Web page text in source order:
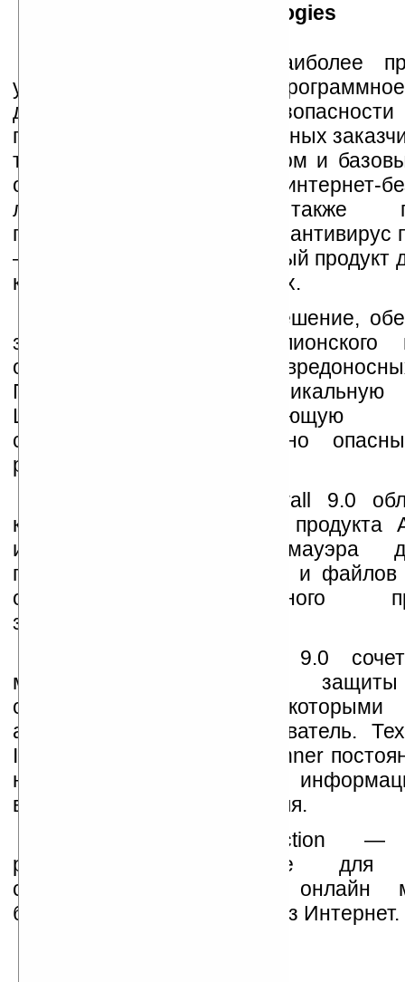
Продукты AVG Technologies
AVG предоставляет наиболее
удобное в использовании
для обеспечения
пользователей и корпоративных
традиционными антивирусом и
обеспечивающими полную интернет-
линейке компании также
промежуточное решение — антивирус
— и уникальный комплексный продукт
кражи персональных данных.
AVG Anti-Virus 9.0 — решение,
защиту от вирусов, шпионского
обеспечения и других
Продукт включает уникальную
LinkScanner, позволяющую
сканирование потенциально
ресурсов «на лету».
AVG Anti-Virus & Firewall 9.0
качествами антивирусного продукта
имеет функцию брандмауэра
персональной информации и файлов
от несанкционированного
злоумышленников.
AVG Internet Security 9.0
многочисленные уровни
современных угроз, с которыми
активный Интернет-пользователь.
Identity Protection и LinkScanner
на страже персональной
важных данных пользователя.
AVG Identity Protection —
разработанное решение для
совершения покупок в онлайн
банковских транзакций через Интернет.